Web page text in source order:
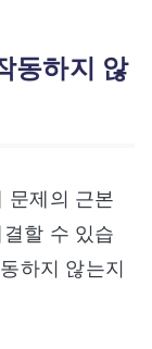
동하지 않
문제의 근본
할 수 있습
하지 않는지